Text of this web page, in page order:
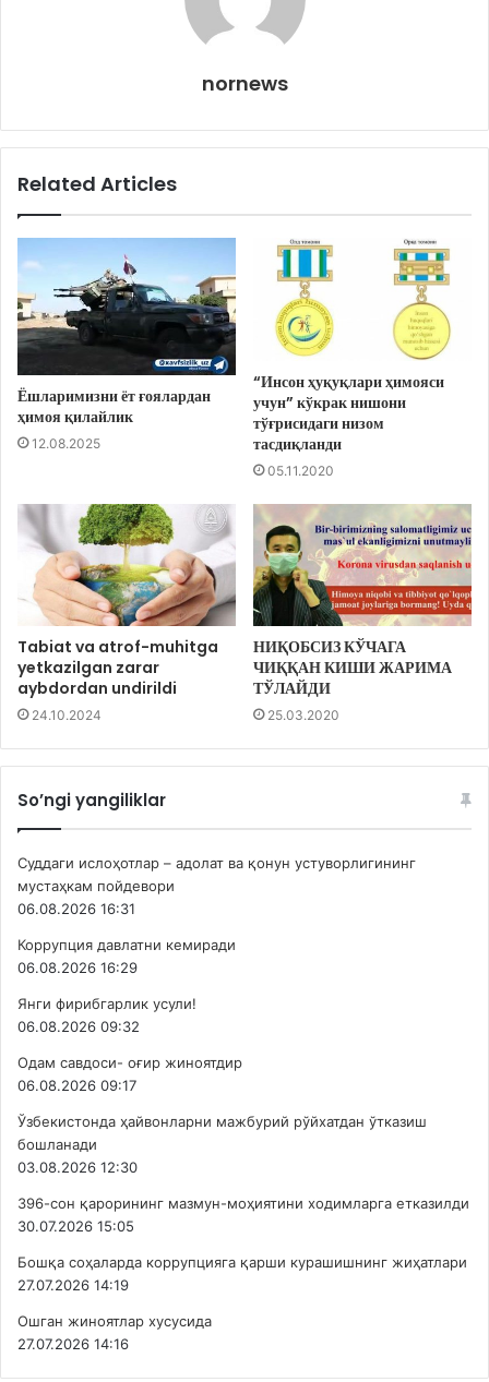
nornews
Related Articles
Ёшларимизни ёт ғоялардан
ҳимоя қилайлик
12.08.2025
“Инсон ҳуқуқлари ҳимояси
учун” кўкрак нишони
тўғрисидаги низом
тасдиқланди
05.11.2020
Tabiat va atrof-muhitga
yetkazilgan zarar
aybdordan undirildi
24.10.2024
НИҚОБСИЗ КЎЧАГА
ЧИҚҚАН КИШИ ЖАРИМА
ТЎЛАЙДИ
25.03.2020
So’ngi yangiliklar
Суддаги ислоҳотлар – адолат ва қонун устуворлигининг
мустаҳкам пойдевори
06.08.2026 16:31
Коррупция давлатни кемиради
06.08.2026 16:29
Янги фирибгарлик усули!
06.08.2026 09:32
Одам савдоси- оғир жиноятдир
06.08.2026 09:17
Ўзбекистонда ҳайвонларни мажбурий рўйхатдан ўтказиш
бошланади
03.08.2026 12:30
396-сон қарорининг мазмун-моҳиятини ходимларга етказилди
30.07.2026 15:05
Бошқа соҳаларда коррупцияга қарши курашишнинг жиҳатлари
27.07.2026 14:19
Ошган жиноятлар хусусида
27.07.2026 14:16